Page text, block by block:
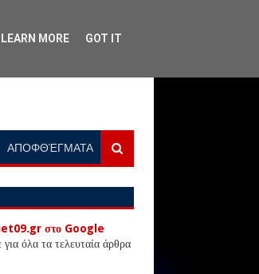
ΑΠΟΦΘΈΓΜΑΤΑ
στο Google
για όλα τα τελευταία άρθρα
LEARN MORE GOT IT